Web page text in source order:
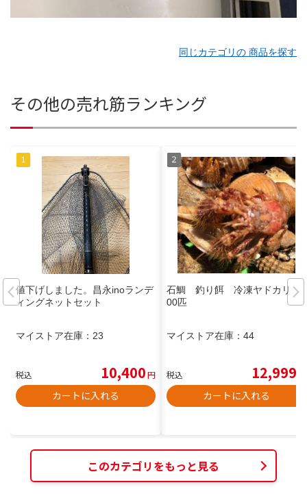
同じカテゴリの 商品を探す
その他の売れ筋ランキング
値下げしました。昌永inoランデ
ィングネットセット
マイストア在庫： 23
税込 10,400円
カートに入れる
石鯛 釣り餌 冷凍ヤドカリ 3
00匹
マイストア在庫： 44
税込 12,999
カートに入れる
このカテゴリをもっと見る